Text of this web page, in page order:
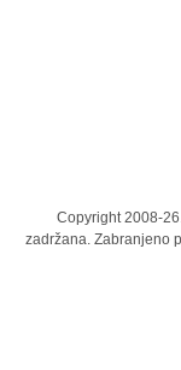
Copyright 2008-
zadržana. Zabranjeno